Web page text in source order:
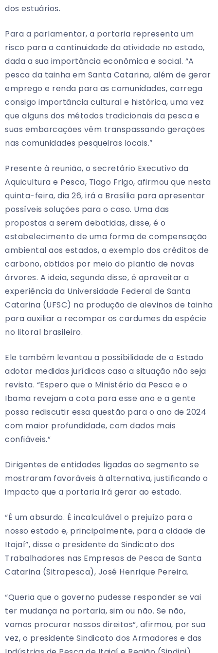
dos estuários.
Para a parlamentar, a portaria representa um
risco para a continuidade da atividade no estado,
dada a sua importância econômica e social. “A
pesca da tainha em Santa Catarina, além de gerar
emprego e renda para as comunidades, carrega
consigo importância cultural e histórica, uma vez
que alguns dos métodos tradicionais da pesca e
suas embarcações vêm transpassando gerações
nas comunidades pesqueiras locais.”
Presente à reunião, o secretário Executivo da
Aquicultura e Pesca, Tiago Frigo, afirmou que nesta
quinta-feira, dia 26, irá a Brasília para apresentar
possíveis soluções para o caso. Uma das
propostas a serem debatidas, disse, é o
estabelecimento de uma forma de compensação
ambiental aos estados, a exemplo dos créditos de
carbono, obtidos por meio do plantio de novas
árvores. A ideia, segundo disse, é aproveitar a
experiência da Universidade Federal de Santa
Catarina (UFSC) na produção de alevinos de tainha
para auxiliar a recompor os cardumes da espécie
no litoral brasileiro.
Ele também levantou a possibilidade de o Estado
adotar medidas jurídicas caso a situação não seja
revista. “Espero que o Ministério da Pesca e o
Ibama revejam a cota para esse ano e a gente
possa rediscutir essa questão para o ano de 2024
com maior profundidade, com dados mais
confiáveis.”
Dirigentes de entidades ligadas ao segmento se
mostraram favoráveis à alternativa, justificando o
impacto que a portaria irá gerar ao estado.
“É um absurdo. É incalculável o prejuízo para o
nosso estado e, principalmente, para a cidade de
Itajaí”, disse o presidente do Sindicato dos
Trabalhadores nas Empresas de Pesca de Santa
Catarina (Sitrapesca), José Henrique Pereira.
“Queria que o governo pudesse responder se vai
ter mudança na portaria, sim ou não. Se não,
vamos procurar nossos direitos”, afirmou, por sua
vez, o presidente Sindicato dos Armadores e das